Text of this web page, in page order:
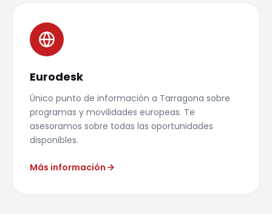
Eurodesk
Único punto de información a Tarragona sobre
programas y movilidades europeas. Te
asesoramos sobre todas las oportunidades
disponibles.
Más información